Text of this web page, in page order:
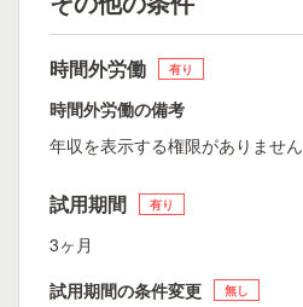
時間外労働 有り
時間外労働の備考
年収を表示する権限がありません
試用期間 有り
3ヶ月
試用期間の条件変更
無し